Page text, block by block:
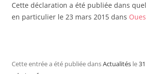
Cette déclaration a été publiée dans
en particulier le 23 mars 2015 dans
Cette entrée a été publiée dansActualités le